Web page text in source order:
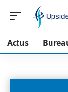
Actus